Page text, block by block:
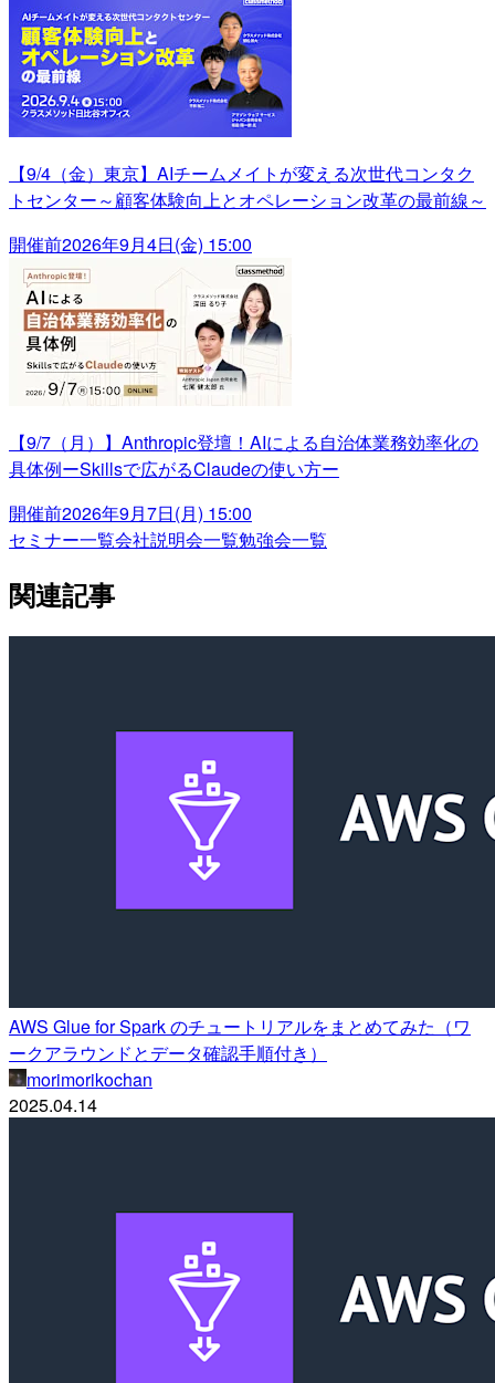
【9/4（金）東京】AIチームメイトが変える次世代コンタク
トセンター～顧客体験向上とオペレーション改革の最前線～
開催前2026年9月4日(金) 15:00
【9/7（月）】Anthropic登壇！AIによる自治体業務効率化の
具体例ーSkillsで広がるClaudeの使い方ー
開催前2026年9月7日(月) 15:00
セミナー一覧会社説明会一覧勉強会一覧
関連記事
AWS Glue for Spark のチュートリアルをまとめてみた（ワ
ークアラウンドとデータ確認手順付き）
morimorikochan
2025.04.14